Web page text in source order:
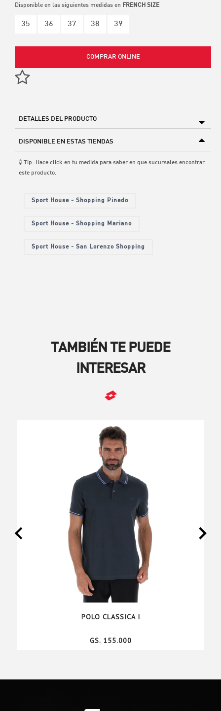
Disponible en las siguientes medidas en FRENCH SIZE
35 36 37 38 39
COMPRAR ONLINE
DETALLES DEL PRODUCTO
DISPONIBLE EN ESTAS TIENDAS
Tip: Hacé click en tu medida para sabér en que sucursales encontrar
este producto.
Sport House - Shopping Pinedo
Sport House - Shopping Mariano
Sport House - San Lorenzo Shopping
TAMBIÉN TE PUEDE
INTERESAR
POLO CLASSICA I
GS. 155.000